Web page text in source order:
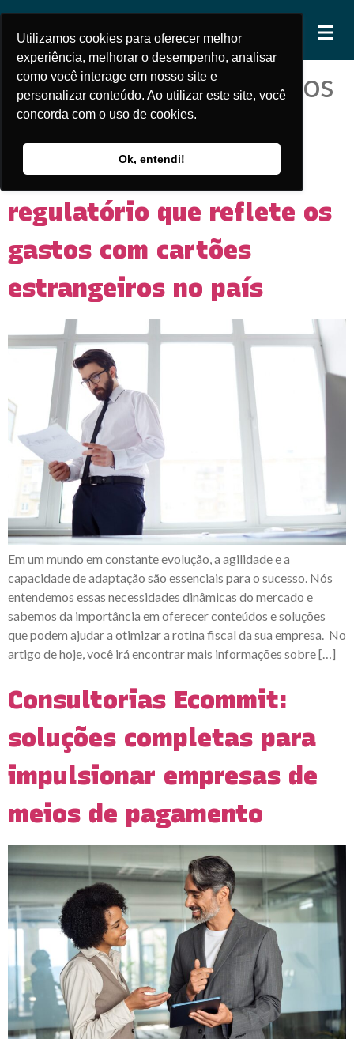
Utilizamos cookies para oferecer melhor
experiência, melhorar o desempenho, analisar
como você interage em nosso site e
personalizar conteúdo. Ao utilizar este site, você
concorda com o uso de cookies.
Ok, entendi!
CONTATO
Tag:consultorias meios
de pagamento
DOC 5817: conheça o
regulatório que reflete os
gastos com cartões
estrangeiros no país
Em um mundo em constante evolução, a agilidade e a
capacidade de adaptação são essenciais para o sucesso. Nós
entendemos essas necessidades dinâmicas do mercado e
sabemos da importância em oferecer conteúdos e soluções
que podem ajudar a otimizar a rotina fiscal da sua empresa. No
artigo de hoje, você irá encontrar mais informações sobre […]
Consultorias Ecommit:
soluções completas para
impulsionar empresas de
meios de pagamento